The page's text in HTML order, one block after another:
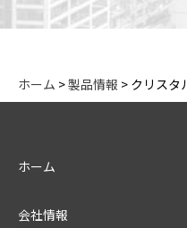
ホーム >製品情報 > クリスタ
ホーム
会社情報